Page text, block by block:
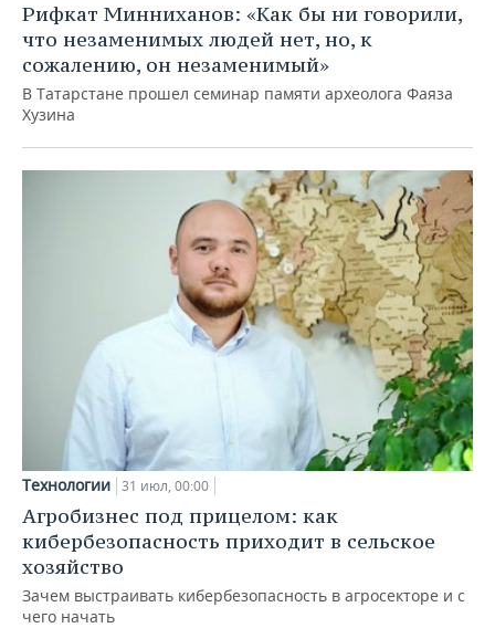
Рифкат Минниханов: «Как бы ни говорили,
что незаменимых людей нет, но, к
сожалению, он незаменимый»
В Татарстане прошел семинар памяти археолога Фаяза
Хузина
Технологии 31 июл, 00:00
Агробизнес под прицелом: как
кибербезопасность приходит в сельское
хозяйство
Зачем выстраивать кибербезопасность в агросекторе и с
чего начать